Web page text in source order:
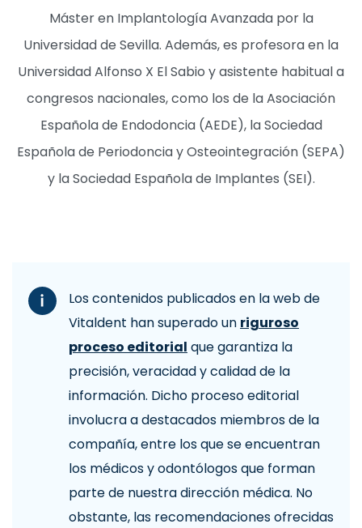
Máster en Implantología Avanzada por la
Universidad de Sevilla. Además, es profesora en la
Universidad Alfonso X El Sabio y asistente habitual a
congresos nacionales, como los de la Asociación
Española de Endodoncia (AEDE), la Sociedad
Española de Periodoncia y Osteointegración (SEPA)
y la Sociedad Española de Implantes (SEI).
Los contenidos publicados en la web de
Vitaldent han superado un riguroso
proceso editorial que garantiza la
precisión, veracidad y calidad de la
información. Dicho proceso editorial
involucra a destacados miembros de la
compañía, entre los que se encuentran
los médicos y odontólogos que forman
parte de nuestra dirección médica. No
obstante, las recomendaciones ofrecidas